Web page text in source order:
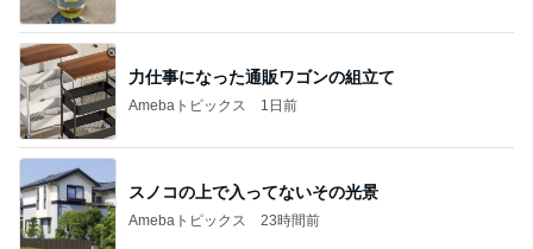
力仕事になった通販ワゴンの組立て
Amebaトピックス 1日前
スノコの上で入ってないその光景
Amebaトピックス 23時間前